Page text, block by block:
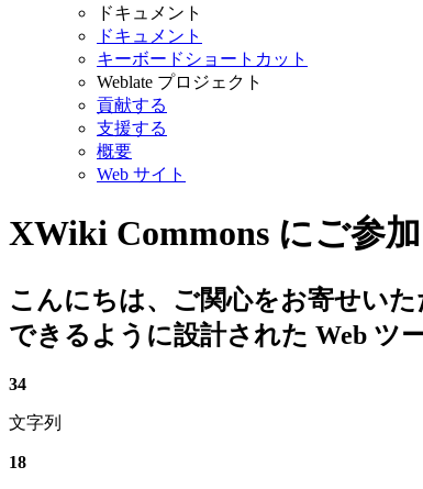
ドキュメント
ドキュメント
キーボードショートカット
Weblate プロジェクト
貢献する
支援する
概要
Web サイト
XWiki Commons にご参
こんにちは、ご関心をお寄せい
できるように設計された Web ツ
34
文字列
18